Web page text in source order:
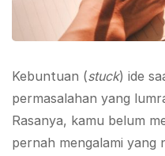
Kebuntuan (stuck) ide
permasalahan yang
Rasanya, kamu belum
pernah mengalami yang